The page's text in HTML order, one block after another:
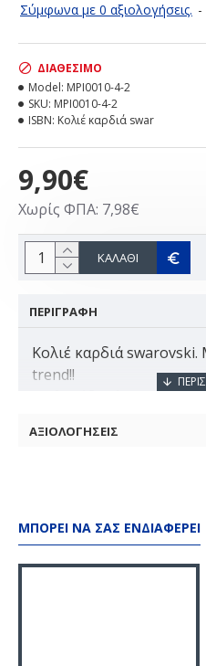
Σύμφωνα με 0 αξιολογήσεις. -
9,90€
Χωρίς ΦΠΑ: 7,98€
ΔΙΑΘΈΣΙΜΟ
Model: MPI0010-4-2
SKU: MPI0010-4-2
ISBN: Κολιέ καρδιά swar
ΚΑΛΆΘΙ
ΠΕΡΙΓΡΑΦΗ
Κολιέ καρδιά
trend!!
Η αλυσίδα είναι
ΑΞΙΟΛΟΓΗΣΕΙΣ
ΜΠΟΡΕΊ ΝΑ ΣΑΣ ΕΝΔΙΑΦΈΡΕΙ